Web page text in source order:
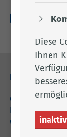
Kontakt
04471 15 0
www.lkclp.de
Diese
Ihnen
inaktiv